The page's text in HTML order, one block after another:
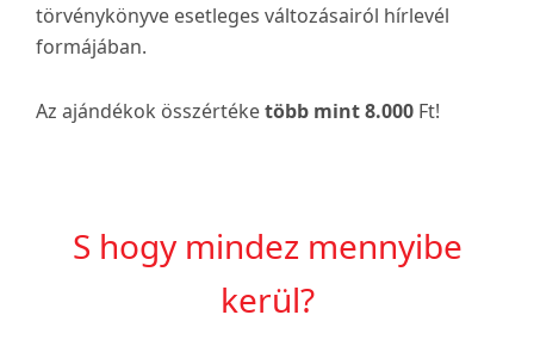
törvénykönyve esetleges változásairól hírlevél
formájában.
Az ajándékok összértéketöbb mint 8.000 Ft!
S hogy mindez mennyibe
kerül?